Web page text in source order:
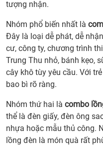
tượng nhận.
Nhóm phổ biến nhất là
Đây là loại dễ phát, dễ
cư, công ty, chương trình
Trung Thu nhỏ, bánh kẹo,
cây khô tùy yêu cầu. Với
bao bì rõ ràng.
Nhóm thứ hai là combo
thể là đèn giấy, đèn ông
nhựa hoặc mẫu thủ công.
lồng đèn là món quà rất